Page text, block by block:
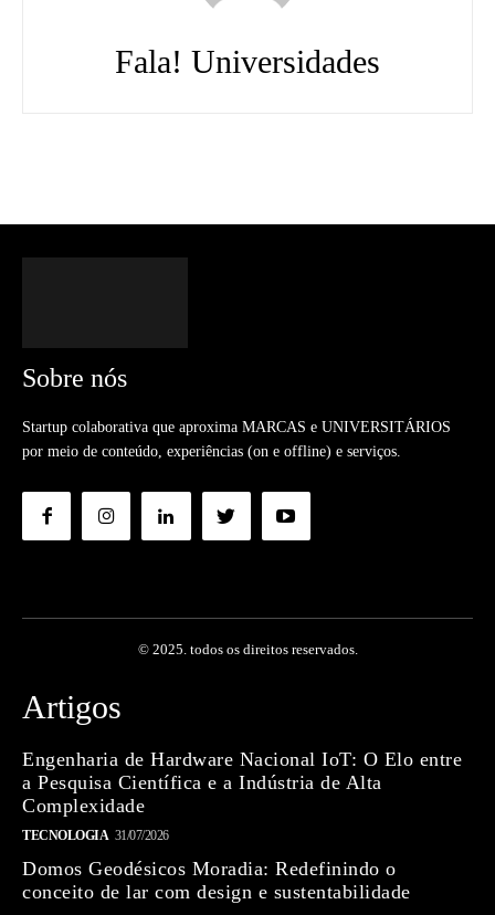
Fala! Universidades
Sobre nós
Startup colaborativa que aproxima MARCAS e UNIVERSITÁRIOS
por meio de conteúdo, experiências (on e offline) e serviços.
© 2025. todos os direitos reservados.
Artigos
Engenharia de Hardware Nacional IoT: O Elo entre
a Pesquisa Científica e a Indústria de Alta
Complexidade
TECNOLOGIA 31/07/2026
Domos Geodésicos Moradia: Redefinindo o
conceito de lar com design e sustentabilidade